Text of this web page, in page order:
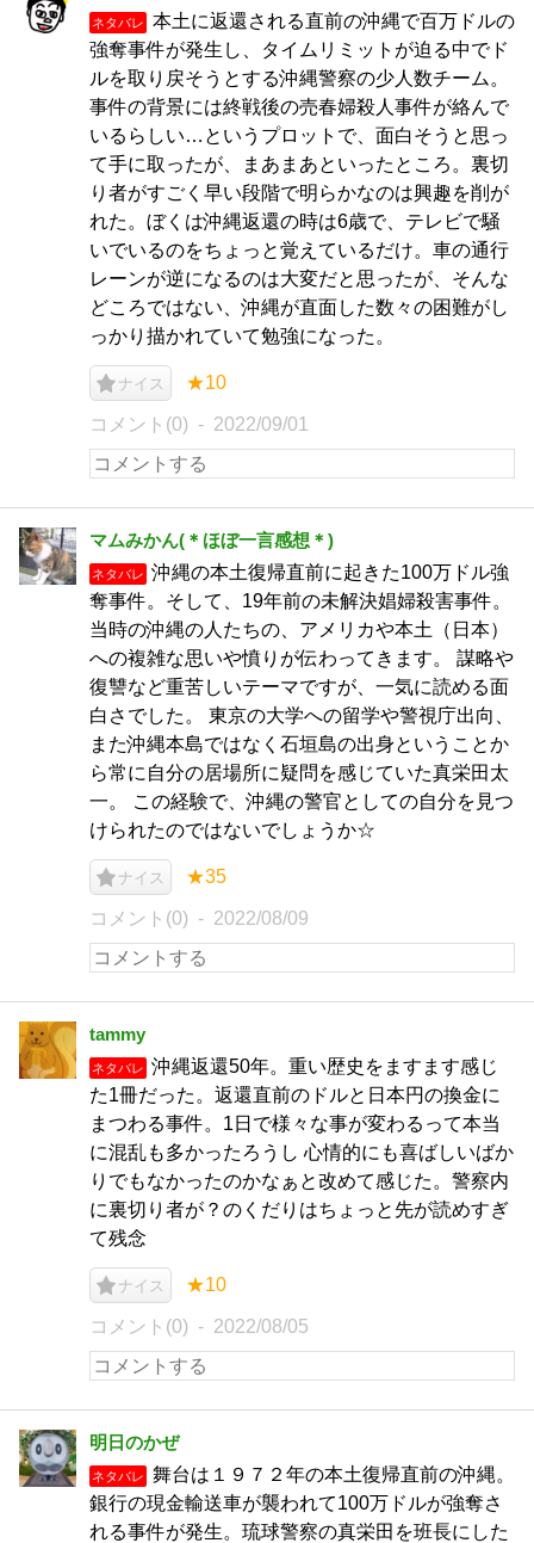
ネタバレ
本土に返還される直前の沖縄で百万ドルの
強奪事件が発生し、タイムリミットが迫る中でド
ルを取り戻そうとする沖縄警察の少人数チーム。
事件の背景には終戦後の売春婦殺人事件が絡んで
いるらしい…というプロットで、面白そうと思っ
て手に取ったが、まあまあといったところ。裏切
り者がすごく早い段階で明らかなのは興趣を削が
れた。ぼくは沖縄返還の時は6歳で、テレビで騒
いでいるのをちょっと覚えているだけ。車の通行
レーンが逆になるのは大変だと思ったが、そんな
どころではない、沖縄が直面した数々の困難がし
っかり描かれていて勉強になった。
ナイス ★10
コメント(0) 2022/09/01
マムみかん(＊ほぼ一言感想＊)
ネタバレ
沖縄の本土復帰直前に起きた100万ドル強
奪事件。そして、19年前の未解決娼婦殺害事件。
当時の沖縄の人たちの、アメリカや本土（日本）
への複雑な思いや憤りが伝わってきます。 謀略や
復讐など重苦しいテーマですが、一気に読める面
白さでした。 東京の大学への留学や警視庁出向、
また沖縄本島ではなく石垣島の出身ということか
ら常に自分の居場所に疑問を感じていた真栄田太
一。 この経験で、沖縄の警官としての自分を見つ
けられたのではないでしょうか☆
ナイス ★35
コメント(0) 2022/08/09
tammy
ネタバレ
沖縄返還50年。重い歴史をますます感じ
た1冊だった。返還直前のドルと日本円の換金に
まつわる事件。1日で様々な事が変わるって本当
に混乱も多かったろうし 心情的にも喜ばしいばか
りでもなかったのかなぁと改めて感じた。警察内
に裏切り者が？のくだりはちょっと先が読めすぎ
て残念
ナイス ★10
コメント(0) 2022/08/05
明日のかぜ
ネタバレ
舞台は１９７２年の本土復帰直前の沖縄。
銀行の現金輸送車が襲われて100万ドルが強奪さ
れる事件が発生。琉球警察の真栄田を班長にした